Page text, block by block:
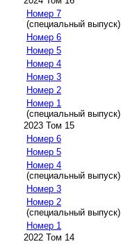
Номер 7
(специальный выпуск)
Номер 6
Номер 5
Номер 4
Номер 3
Номер 2
Номер 1
(специальный выпуск)
2023 Том 15
Номер 6
Номер 5
Номер 4
(специальный выпуск)
Номер 3
Номер 2
(специальный выпуск)
Номер 1
2022 Том 14